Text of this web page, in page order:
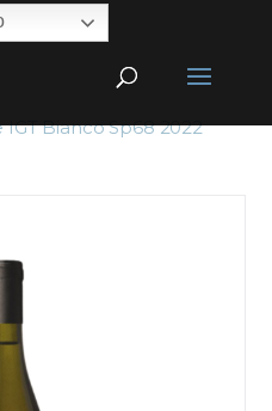
IGT Bianco Sp68 2022